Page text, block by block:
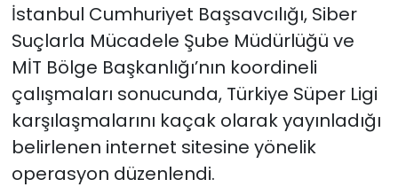
İstanbul Cumhuriyet Başsavcılığı, Siber
Suçlarla Mücadele Şube Müdürlüğü ve
MİT Bölge Başkanlığı’nın koordineli
çalışmaları sonucunda, Türkiye Süper Ligi
karşılaşmalarını kaçak olarak yayınladığı
belirlenen internet sitesine yönelik
operasyon düzenlendi.